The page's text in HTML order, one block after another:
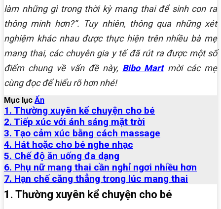
làm những gì trong thời kỳ mang thai để sinh con ra
thông minh hơn?”. Tuy nhiên, thông qua những xét
nghiệm khác nhau được thực hiện trên nhiều bà mẹ
mang thai, các chuyên gia y tế đã rút ra được một số
điểm chung về vấn đề này, Bibo Martmời các mẹ
cùng đọc để hiểu rõ hơn nhé!
Mục lục Ẩn
1. Thường xuyên kể chuyện cho bé
2. Tiếp xúc với ánh sáng mặt trời
3. Tạo cảm xúc bằng cách massage
4. Hát hoặc cho bé nghe nhạc
5. Chế độ ăn uống đa dạng
6. Phụ nữ mang thai cần nghỉ ngơi nhiều hơn
7. Hạn chế căng thẳng trong lúc mang thai
1. Thường xuyên kể chuyện cho bé